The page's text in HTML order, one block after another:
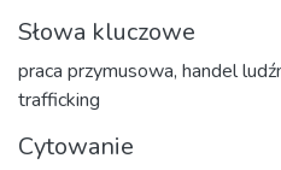
Słowa kluczowe
praca przymusowa, handel
trafficking
Cytowanie